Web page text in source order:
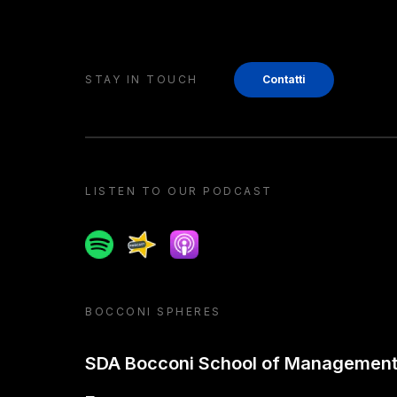
STAY IN TOUCH Contatti
LISTEN TO OUR PODCAST
SpotifySpreakerApple podcast
BOCCONI SPHERES
SDA Bocconi School of Management